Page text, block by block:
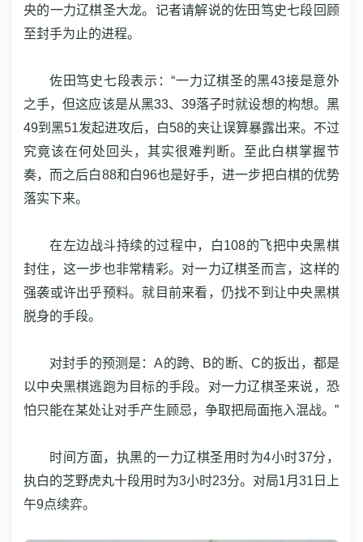
央的一力辽棋圣大龙。记者请解说的佐田笃史七段回顾
至封手为止的进程。
佐田笃史七段表示：“一力辽棋圣的黑43接是意外
之手，但这应该是从黑33、39落子时就设想的构想。黑
49到黑51发起进攻后，白58的夹让误算暴露出来。不过
究竟该在何处回头，其实很难判断。至此白棋掌握节
奏，而之后白88和白96也是好手，进一步把白棋的优势
落实下来。
在左边战斗持续的过程中，白108的飞把中央黑棋
封住，这一步也非常精彩。对一力辽棋圣而言，这样的
强袭或许出乎预料。就目前来看，仍找不到让中央黑棋
脱身的手段。
对封手的预测是：A的跨、B的断、C的扳出，都是
以中央黑棋逃跑为目标的手段。对一力辽棋圣来说，恐
怕只能在某处让对手产生顾忌，争取把局面拖入混战。”
时间方面，执黑的一力辽棋圣用时为4小时37分，
执白的芝野虎丸十段用时为3小时23分。对局1月31日上
午9点续弈。